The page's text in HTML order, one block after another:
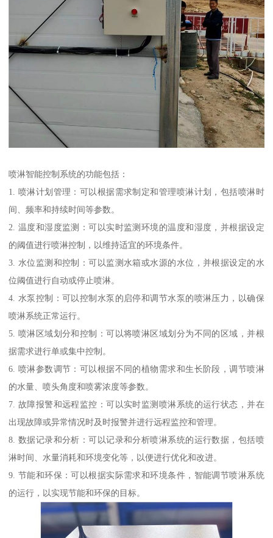
喷淋智能控制系统的功能包括：
1. 喷淋计划管理：可以根据需求制定和管理喷淋计划，包括喷淋时
间、频率和持续时间等参数。
2. 温度和湿度监测：可以实时监测环境的温度和湿度，并根据设定
的阈值进行喷淋控制，以维持适宜的环境条件。
3. 水位监测和控制：可以监测水箱或水源的水位，并根据设定的水
位阈值进行自动或停止喷淋。
4. 水泵控制：可以控制水泵的启停和调节水泵的喷淋压力，以确保
喷淋系统正常运行。
5. 喷淋区域划分和控制：可以将喷淋区域划分为不同的区域，并根
据需求进行单或集中控制。
6. 喷淋参数调节：可以根据不同的植物需求和生长阶段，调节喷淋
的水量、喷头角度和喷雾浓度等参数。
7. 故障报警和远程监控：可以实时监测喷淋系统的运行状态，并在
出现故障或异常情况时及时报警并进行远程监控和管理。
8. 数据记录和分析：可以记录和分析喷淋系统的运行数据，包括喷
淋时间、水量消耗和环境变化等，以便进行优化和改进。
9. 节能和环保：可以根据实际需求和环境条件，智能调节喷淋系统
的运行，以实现节能和环保的目标。